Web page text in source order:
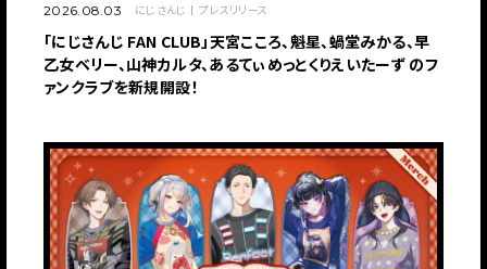
2026.08.03 にじさんじ プレスリリース
「にじさんじ FAN CLUB」天宮こころ、魁星、蝸堂みかる、早
乙女ベリー、山神カルタ、あるてぃめっとくりえいたーず のフ
ァンクラブを新規開設！